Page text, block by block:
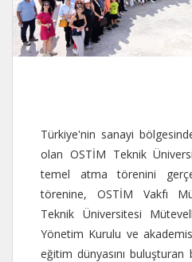
Türkiye'nin sanayi
olan OSTİM Teknik
temel atma törenini
törenine, OSTİM Vakfı
Teknik Üniversitesi
Yönetim Kurulu ve
eğitim dünyasını